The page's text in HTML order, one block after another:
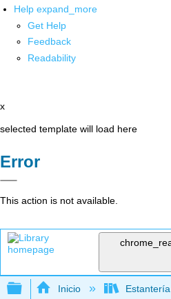
Help expand_more
Get Help
Feedback
Readability
x
selected template will load here
Error
This action is not available.
Expandir/contraer
Inicio Estantería